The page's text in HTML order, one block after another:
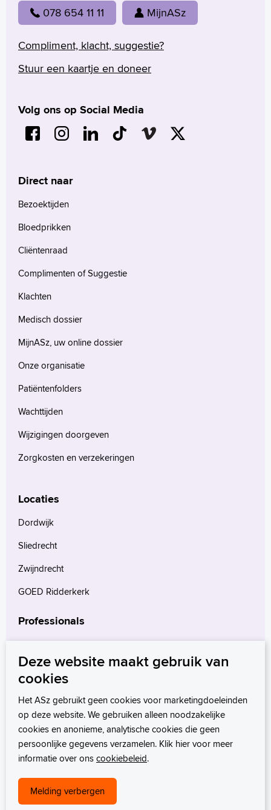
078 654 11 11 MijnASz
Compliment, klacht, suggestie?
Stuur een kaartje en doneer
Volg ons op Social Media
Direct naar
Bezoektijden
Bloedprikken
Cliëntenraad
Complimenten of Suggestie
Klachten
Medisch dossier
MijnASz, uw online dossier
Onze organisatie
Patiëntenfolders
Wachttijden
Wijzigingen doorgeven
Zorgkosten en verzekeringen
Locaties
Dordwijk
Sliedrecht
Zwijndrecht
GOED Ridderkerk
Professionals
Verwijzers
Wetenschappelijk onderzoek
Deze website maakt gebruik van
cookies
Het ASz gebruikt geen cookies voor marketingdoeleinden
op deze website. We gebruiken alleen noodzakelijke
cookies en anonieme, analytische cookies die geen
persoonlijke gegevens verzamelen. Klik hier voor meer
informatie over onscookiebeleid.
Melding verbergen